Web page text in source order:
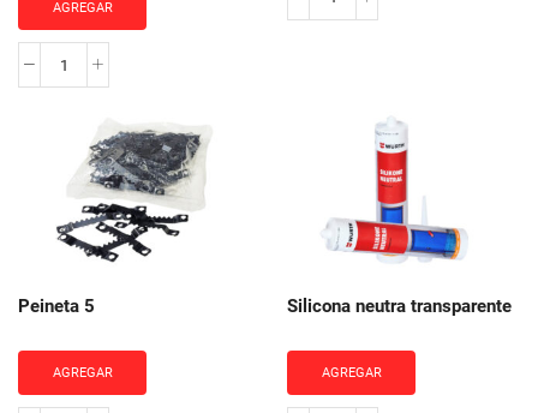
AGREGAR
F500
Drive
Elite
cantidad
Peineta
Peineta 5
AGREGAR
Silicona neutra transparente
AGREGAR